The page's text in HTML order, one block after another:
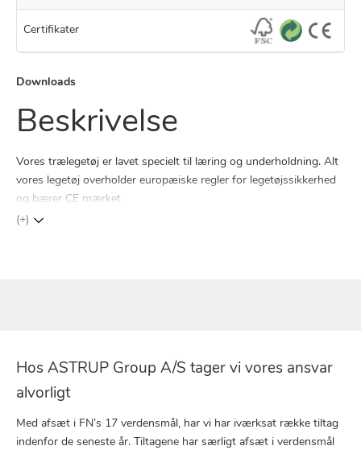
Certifikater
Downloads
Beskrivelse
Vores trælegetøj er lavet specielt til læring og underholdning. Alt
vores legetøj overholder europæiske regler for legetøjssikkerhed
og bærer CE mærket
(+)
Hos ASTRUP Group A/S tager vi vores ansvar
alvorligt
Med afsæt i FN’s 17 verdensmål, har vi har iværksat række tiltag
indenfor de seneste år. Tiltagene har særligt afsæt i verdensmål